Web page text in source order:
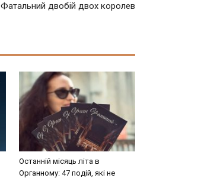
Фатальний двобій двох королев
Останній місяць літа в
Органному: 47 подій, які не